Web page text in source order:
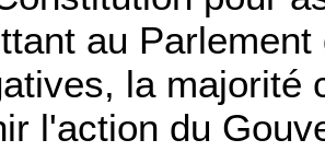
au
la majorité
l'action du